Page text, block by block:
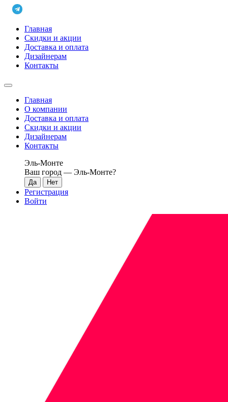
Главная
Скидки и акции
Доставка и оплата
Дизайнерам
Контакты
Главная
О компании
Доставка и оплата
Скидки и акции
Дизайнерам
Контакты
Эль-Монте
Ваш город — Эль-Монте?
Регистрация
Войти